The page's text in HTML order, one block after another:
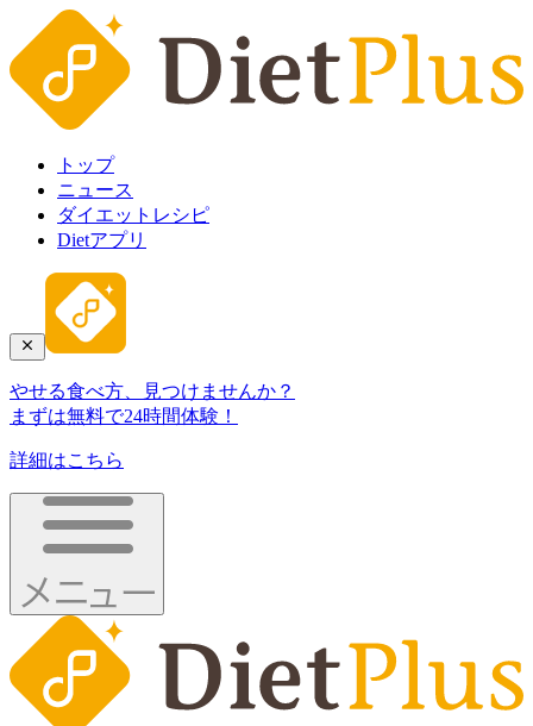
トップ
ニュース
ダイエットレシピ
Dietアプリ
やせる食べ方、見つけませんか？
まずは無料で24時間体験！
詳細はこちら